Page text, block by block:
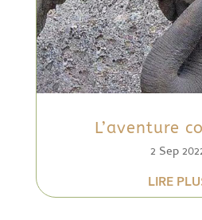
L’aventure
2 Sep
LIRE